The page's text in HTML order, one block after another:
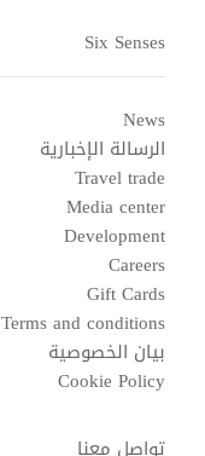
Six Senses
News
الرسالة الإخبارية
Travel trade
Media center
Development
Careers
Gift Cards
Terms and conditions
بيان الخصوصية
Cookie Policy
تواصل معنا